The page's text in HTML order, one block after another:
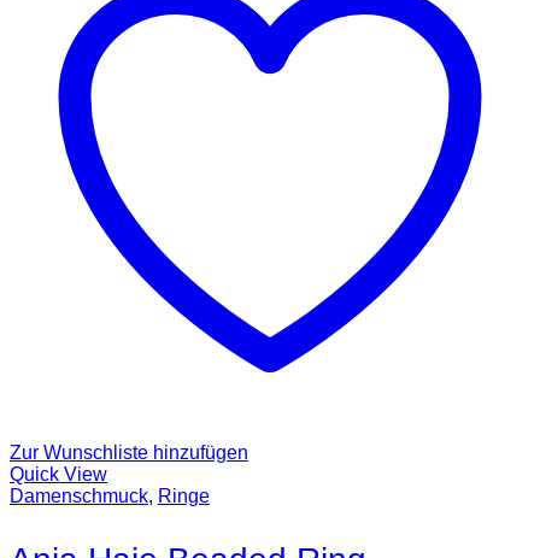
Zur Wunschliste hinzufügen
Quick View
Damenschmuck, Ringe